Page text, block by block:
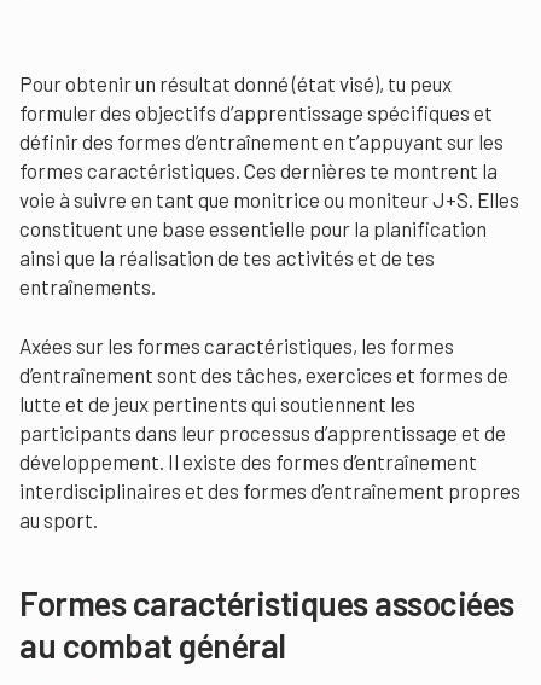
Pour obtenir un résultat donné (état visé), tu peux
formuler des objectifs d’apprentissage spécifiques et
définir des formes d’entraînement en t’appuyant sur les
formes caractéristiques. Ces dernières te montrent la
voie à suivre en tant que monitrice ou moniteur J+S. Elles
constituent une base essentielle pour la planification
ainsi que la réalisation de tes activités et de tes
entraînements.
Axées sur les formes caractéristiques, les formes
d’entraînement sont des tâches, exercices et formes de
lutte et de jeux pertinents qui soutiennent les
participants dans leur processus d’apprentissage et de
développement. Il existe des formes d’entraînement
interdisciplinaires et des formes d’entraînement propres
au sport.
Formes caractéristiques associées
au combat général